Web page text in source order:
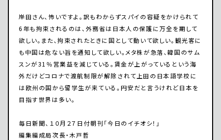
岸田さん、怖いですよ。訳もわからずスパイの容疑をかけられて
6年も拘束されるのは、外務省は日本人の保護に万全を期して
欲しい。また、拘束されたときに国として動いて欲しい。観光客に
も中国は危ない旨を通知して欲しい。メタ株が急落、韓国のサム
スンが31％営業益を減じている。賃金が上がっているという海
外だけどコロナで渡航制限が解除されて上田の日本語学校に
は欧州の国から留学生が来ている。円安だと言うけれど日本を
目指す世界は多い。
毎日新聞、１０月２７日付朝刊「今日のイチオシ！」
編集編成局次長・木戸哲